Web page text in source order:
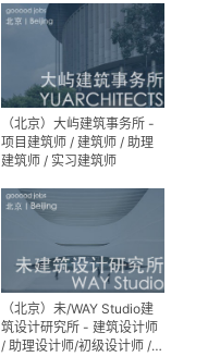
（北京）大屿建筑事务所 -
项目建筑师 / 建筑师 / 助理
建筑师 / 实习建筑师
（北京）未/WAY Studio建
筑设计研究所 - 建筑设计师
/ 助理设计师/初级设计师 /